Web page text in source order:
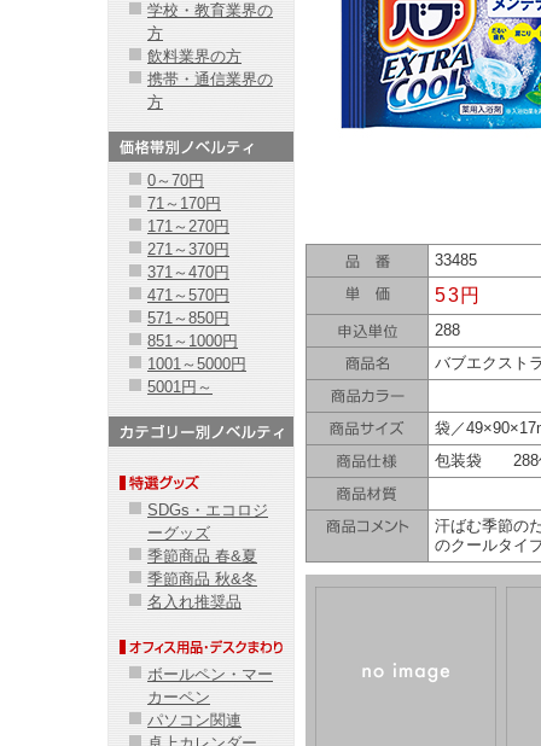
33485
53円
288
バブエクスト
袋／
包装袋 288
汗ばむ季節の
のクールタイ
学校・教育業界の
方
飲料業界の方
携帯・通信業界の
方
0～70円
71～170円
171～270円
271～370円
371～470円
471～570円
571～850円
851～1000円
1001～5000円
5001円～
SDGs・エコロジ
ーグッズ
季節商品 春&夏
季節商品 秋&冬
名入れ推奨品
ボールペン・マー
カーペン
パソコン関連